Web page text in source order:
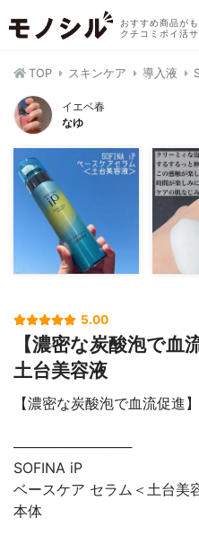
おすすめ商品が
クチコミポイ活サ
TOP スキンケア 導入液
イエベ春
なゆ
5.00
【濃密な炭酸泡で
土台美容液
【濃密な炭酸泡で血流促進
────────────
SOFINA iP
ベースケア セラム＜土台美
本体